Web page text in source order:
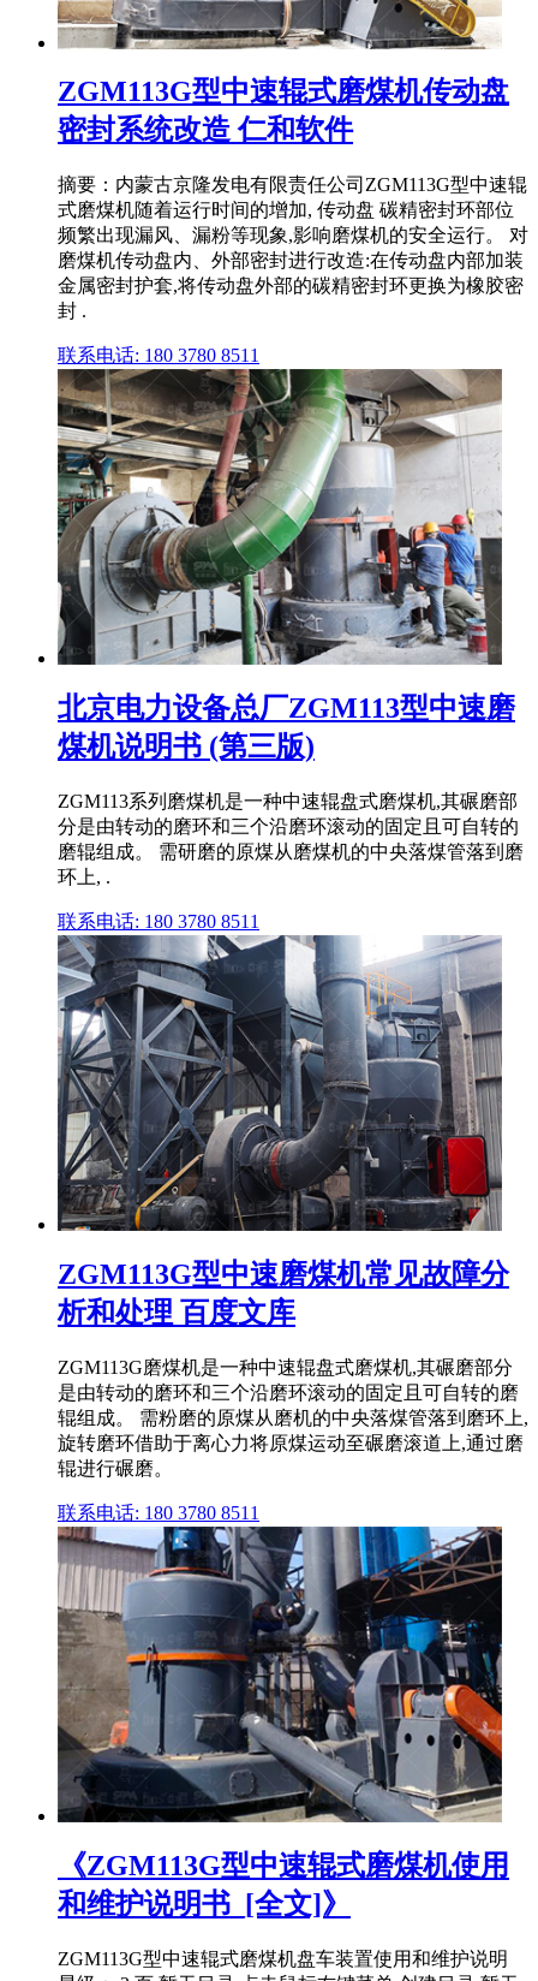
ZGM113G型中速辊式磨煤机传动盘
密封系统改造 仁和软件
摘要：内蒙古京隆发电有限责任公司ZGM113G型中速辊
式磨煤机随着运行时间的增加, 传动盘 碳精密封环部位
频繁出现漏风、漏粉等现象,影响磨煤机的安全运行。 对
磨煤机传动盘内、外部密封进行改造:在传动盘内部加装
金属密封护套,将传动盘外部的碳精密封环更换为橡胶密
封 .
联系电话: 180 3780 8511
北京电力设备总厂ZGM113型中速磨
煤机说明书 (第三版)
ZGM113系列磨煤机是一种中速辊盘式磨煤机,其碾磨部
分是由转动的磨环和三个沿磨环滚动的固定且可自转的
磨辊组成。 需研磨的原煤从磨煤机的中央落煤管落到磨
环上, .
联系电话: 180 3780 8511
ZGM113G型中速磨煤机常见故障分
析和处理 百度文库
ZGM113G磨煤机是一种中速辊盘式磨煤机,其碾磨部分
是由转动的磨环和三个沿磨环滚动的固定且可自转的磨
辊组成。 需粉磨的原煤从磨机的中央落煤管落到磨环上,
旋转磨环借助于离心力将原煤运动至碾磨滚道上,通过磨
辊进行碾磨。
联系电话: 180 3780 8511
《ZGM113G型中速辊式磨煤机使用
和维护说明书_[全文]》
ZGM113G型中速辊式磨煤机盘车装置使用和维护说明